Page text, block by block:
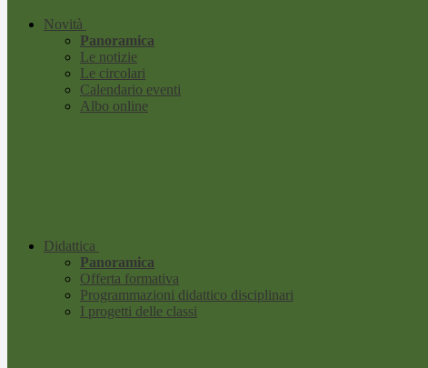
Novità
Panoramica
Le notizie
Le circolari
Calendario eventi
Albo online
Didattica
Panoramica
Offerta formativa
Programmazioni didattico disciplinari
I progetti delle classi